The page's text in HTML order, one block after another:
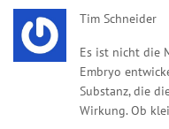
Tim Schneider
Es ist nicht die
Embryo
Substanz, die
Wirkung. Ob